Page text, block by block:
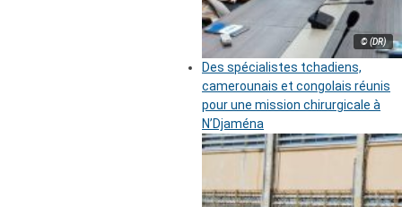
© (DR)
Des spécialistes tchadiens,
camerounais et congolais réunis
pour une mission chirurgicale à
N’Djaména